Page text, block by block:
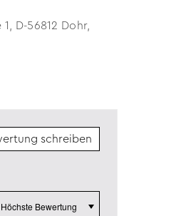
D-56812 Dohr,
schreiben